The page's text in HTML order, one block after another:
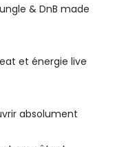
& DnB made
et énergie live
absolument